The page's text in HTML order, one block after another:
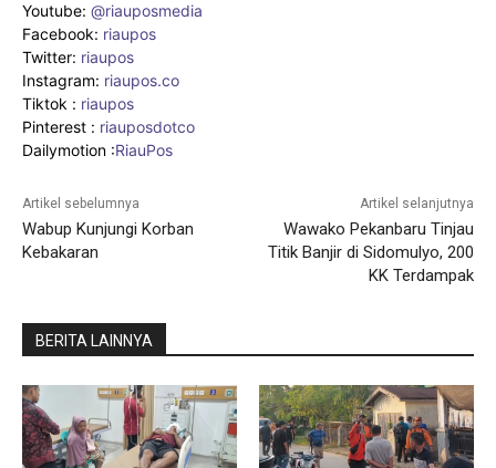
Youtube: @riauposmedia
Facebook: riaupos
Twitter: riaupos
Instagram: riaupos.co
Tiktok : riaupos
Pinterest : riauposdotco
Dailymotion :RiauPos
Artikel sebelumnya
Wabup Kunjungi Korban
Kebakaran
Artikel selanjutnya
Wawako Pekanbaru Tinjau
Titik Banjir di Sidomulyo, 200
KK Terdampak
BERITA LAINNYA